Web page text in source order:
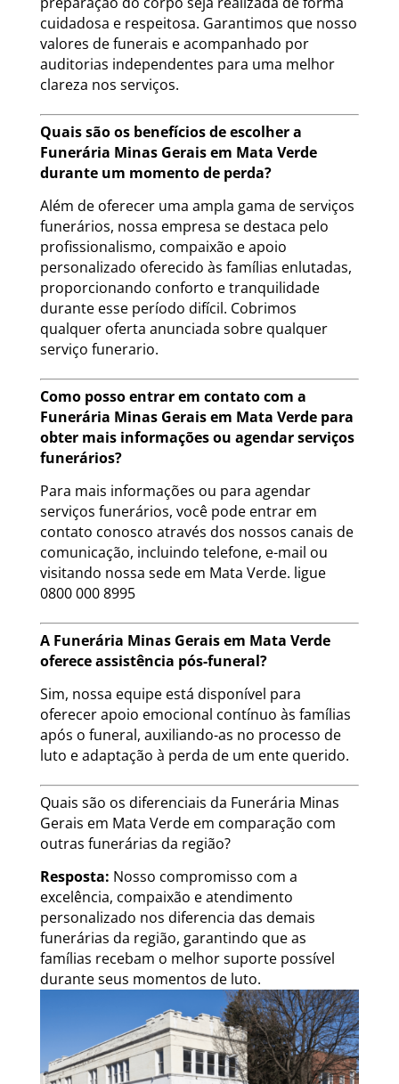
cuidadosa e respeitosa. Garantimos que nosso
valores de funerais e acompanhado por
auditorias independentes para uma melhor
clareza nos serviços.
Quais são os benefícios de escolher a
Funerária Minas Gerais em Mata Verde
durante um momento de perda?
Além de oferecer uma ampla gama de serviços
funerários, nossa empresa se destaca pelo
profissionalismo, compaixão e apoio
personalizado oferecido às famílias enlutadas,
proporcionando conforto e tranquilidade
durante esse período difícil. Cobrimos
qualquer oferta anunciada sobre qualquer
serviço funerario.
Como posso entrar em contato com a
Funerária Minas Gerais em Mata Verde para
obter mais informações ou agendar serviços
funerários?
Para mais informações ou para agendar
serviços funerários, você pode entrar em
contato conosco através dos nossos canais de
comunicação, incluindo telefone, e-mail ou
visitando nossa sede em Mata Verde. ligue
0800 000 8995
A Funerária Minas Gerais em Mata Verde
oferece assistência pós-funeral?
Sim, nossa equipe está disponível para
oferecer apoio emocional contínuo às famílias
após o funeral, auxiliando-as no processo de
luto e adaptação à perda de um ente querido.
Quais são os diferenciais da Funerária Minas
Gerais em Mata Verde em comparação com
outras funerárias da região?
Resposta: Nosso compromisso com a
excelência, compaixão e atendimento
personalizado nos diferencia das demais
funerárias da região, garantindo que as
famílias recebam o melhor suporte possível
durante seus momentos de luto.